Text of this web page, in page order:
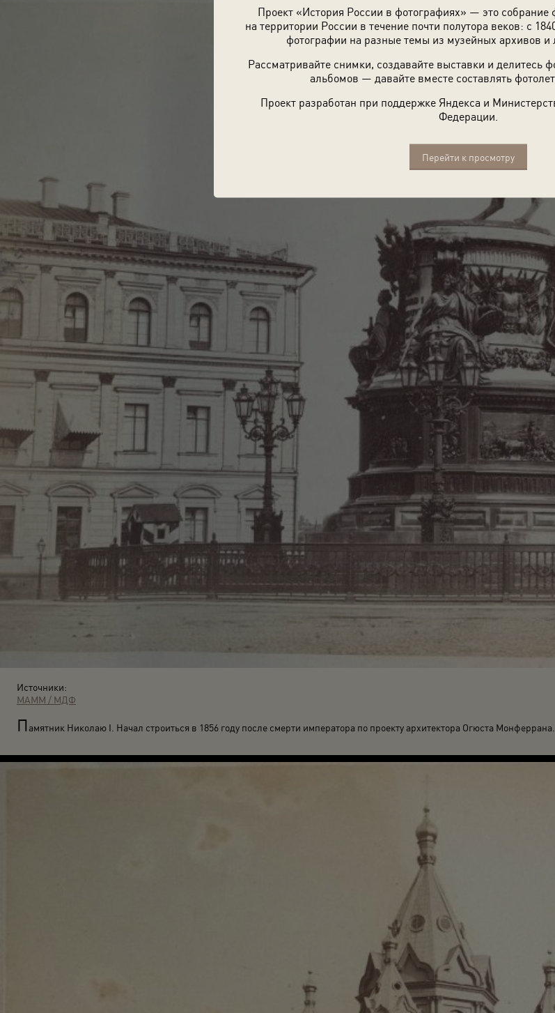
Проект «История России в фотографиях» — это собрание
на территории России в течение почти полутора веков: с
фотографии на разные темы из музейных архивов и
Рассматривайте снимки, создавайте выставки и делитесь
альбомов — давайте вместе составлять
Проект разработан при поддержке Яндекса и
Федерации.
Перейти к просмотру
Источники:
МАММ / МДФ
Памятник Николаю I. Начал строиться в 1856 году после смерти императора по проекту архитектора Огюста